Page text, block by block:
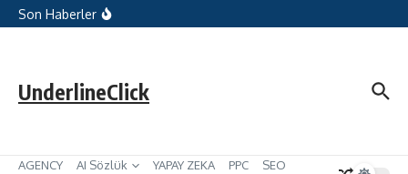
İçeriğe atla
Son Haberler
UnderlineClick
AGENCY AI Sözlük YAPAY ZEKA PPC
SEO